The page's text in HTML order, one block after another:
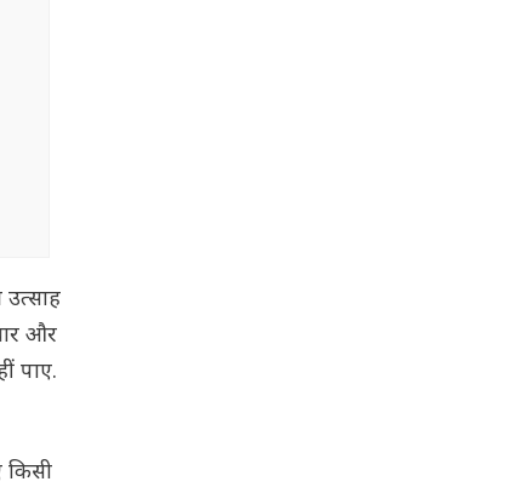
और
पाए.
किसी